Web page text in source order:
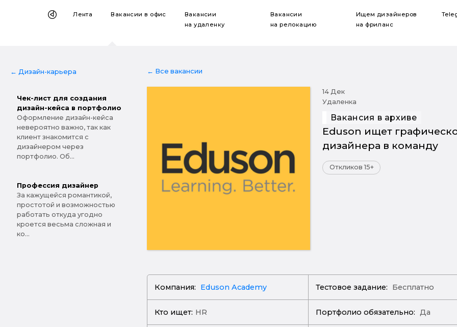
Лента Вакансиив офис
Вакансии
на удаленку
Вакансии
на релокацию
Ищем дизайнеров
на фриланс
← Дизайн-карьера
Чек-лист для создания
дизайн-кейса в портфолио
Оформление дизайн-кейса
невероятно важно, так как
клиент знакомится с
дизайнером через
портфолио. Об...
Профессия дизайнер
За кажущейся романтикой,
простотой и возможностью
работать откуда угодно
кроется весьма сложная и
ко...
← Все вакансии
14 Дек
Удаленка
Вакансия в архиве
Eduson ищет
дизайнера в команду
Откликов 15+
Компания: Eduson Academy Тестовое задание: Бесплатно
Кто ищет: HR Портфолио обязательно: Да